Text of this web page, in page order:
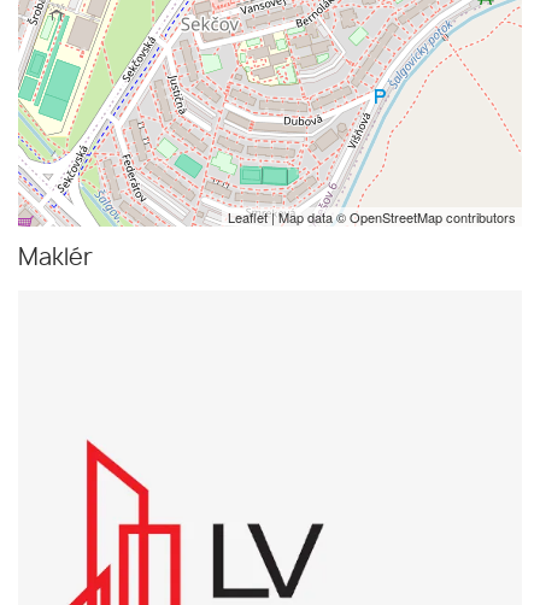
Leaflet| Map data ©OpenStreetMapcontributors
Maklér